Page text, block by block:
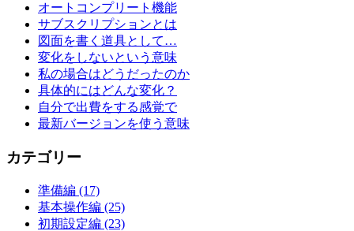
オートコンプリート機能
サブスクリプションとは
図面を書く道具として…
変化をしないという意味
私の場合はどうだったのか
具体的にはどんな変化？
自分で出費をする感覚で
最新バージョンを使う意味
カテゴリー
準備編 (17)
基本操作編 (25)
初期設定編 (23)